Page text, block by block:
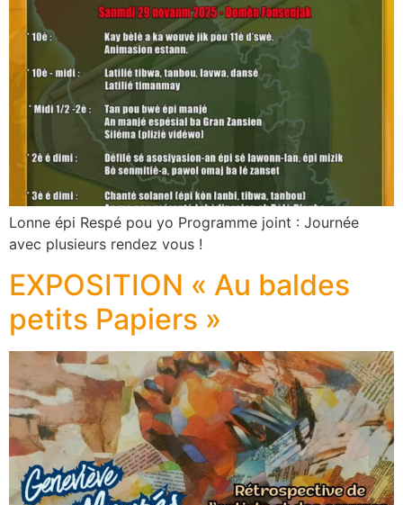
Lonne épi Respé pou yo Programme joint : Journée
avec plusieurs rendez vous !
EXPOSITION « Au baldes
petits Papiers »